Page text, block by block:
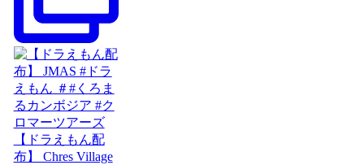
【ドラえもん配
布】 Chres Village